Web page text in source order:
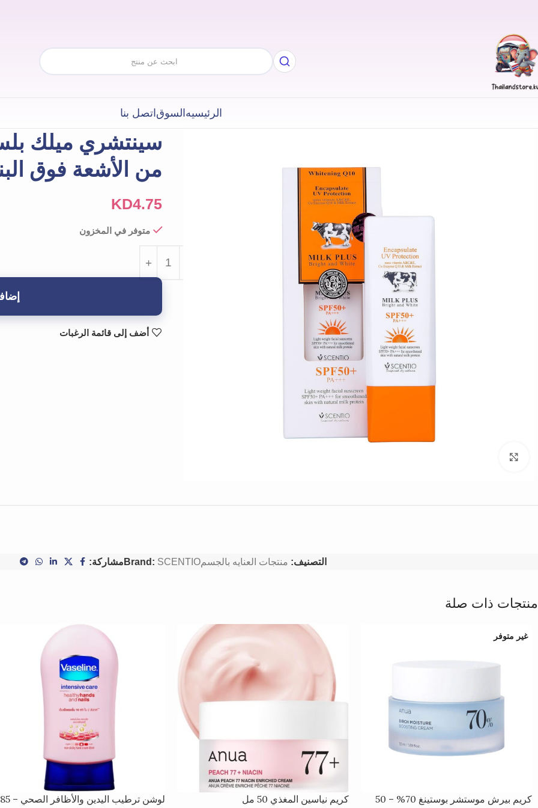
الرئيسيهالسوقاتصل بنا
سينتشري ميلك
من الأشعة فوق البنفسجية
KD4.75
متوفر في المخزون
أضف إلى قائمة الرغبات
التصنيف: منتجات العنايه بالجسم Brand: SCENTIO مشاركة:
منتجات ذات صلة
غير متوفر
كريم بيرش موستشر بوستينغ 70% – 50
كريم نياسين المغذي 50 مل
لوشن ترطيب اليدين والأظافر الصحي – 85